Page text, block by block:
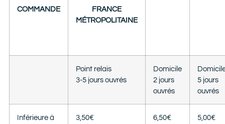
COMMANDE
FRANCE
MÉTROPOLITAINE
Point relais
3-5 jours ouvrés
Domicile
2 jours
ouvrés
5 jours
ouvrés
Inférieure à
3,50€ 6,50€ 5,00€